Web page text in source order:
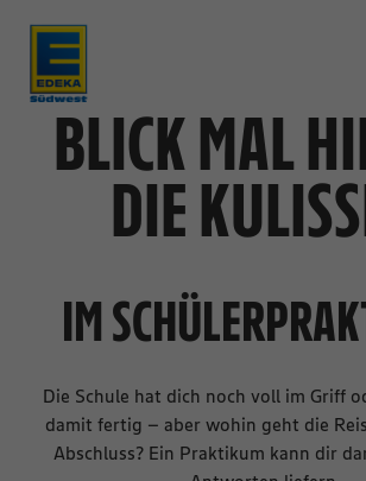
BLICK MAL
DIE
IM
Die Schule hat dich noch voll im Griff
damit fertig – aber wohin geht die
Abschluss? Ein Praktikum kann dir